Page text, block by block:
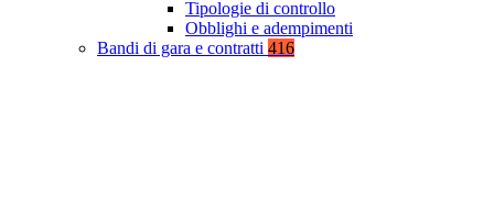
Tipologie di controllo
Obblighi e adempimenti
Bandi di gara e contratti 416